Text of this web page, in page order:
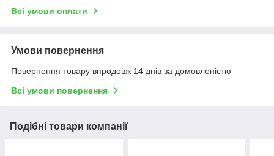
Всі умови оплати
Умови повернення
Повернення товару впродовж 14 днів за домовленістю
Всі умови повернення
Подібні товари компанії